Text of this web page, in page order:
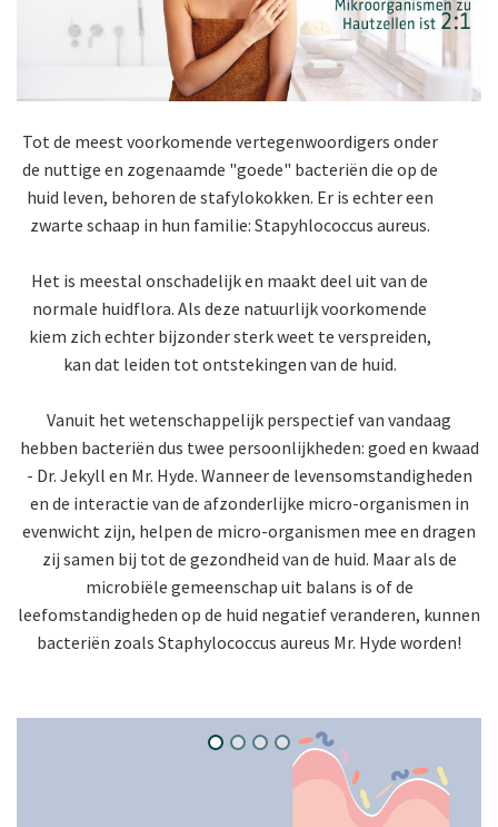
Tot de meest voorkomende vertegenwoordigers onder
de nuttige en zogenaamde "goede" bacteriën die op de
huid leven, behoren de stafylokokken. Er is echter een
zwarte schaap in hun familie: Stapyhlococcus aureus.
Het is meestal onschadelijk en maakt deel uit van de
normale huidflora. Als deze natuurlijk voorkomende
kiem zich echter bijzonder sterk weet te verspreiden,
kan dat leiden tot ontstekingen van de huid.
Vanuit het wetenschappelijk perspectief van vandaag
hebben bacteriën dus twee persoonlijkheden: goed en kwaad
- Dr. Jekyll en Mr. Hyde. Wanneer de levensomstandigheden
en de interactie van de afzonderlijke micro-organismen in
evenwicht zijn, helpen de micro-organismen mee en dragen
zij samen bij tot de gezondheid van de huid. Maar als de
microbiële gemeenschap uit balans is of de
leefomstandigheden op de huid negatief veranderen, kunnen
bacteriën zoals Staphylococcus aureus Mr. Hyde worden!